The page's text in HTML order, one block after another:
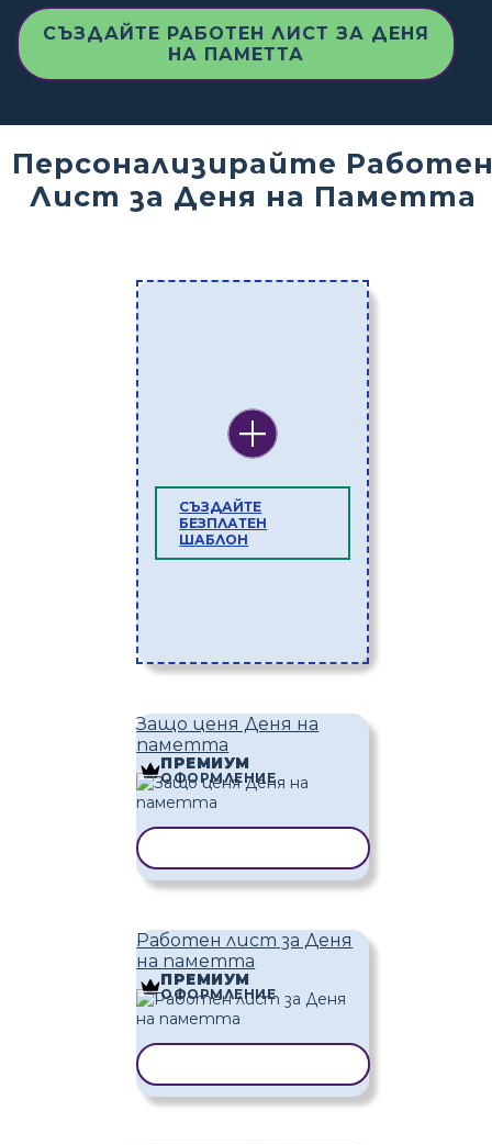
СЪЗДАЙТЕ РАБОТЕН ЛИСТ ЗА ДЕНЯ
НА ПАМЕТТА
Персонализирайте
Лист за Деня на Паметта
СЪЗДАЙТЕ
БЕЗПЛАТЕН
ШАБЛОН
Защо ценя Деня на
паметта
ПРЕМИУМ
ОФОРМЛЕНИЕ
Работен лист за Деня
на паметта
ПРЕМИУМ
ОФОРМЛЕНИЕ